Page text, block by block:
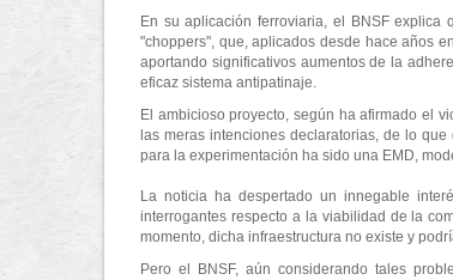
En su aplicación ferroviaria, el BNSF
"choppers", que, aplicados desde hace años
aportando significativos aumentos de la
eficaz sistema antipatinaje.
El ambicioso proyecto, según ha afirmado el
las meras intenciones declaratorias, de lo
para la experimentación ha sido una EMD,
La noticia ha despertado un innegable
interrogantes respecto a la viabilidad de la
momento, dicha infraestructura no existe y
Pero el BNSF, aún considerando tales